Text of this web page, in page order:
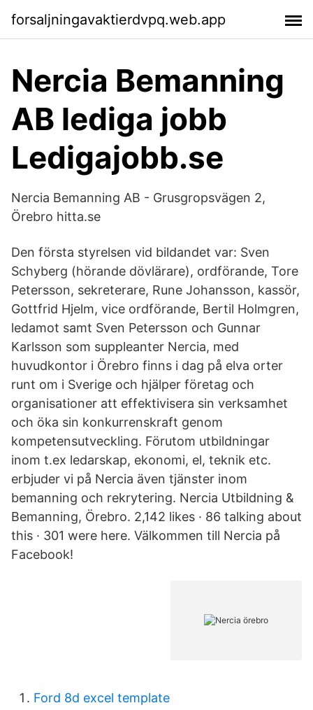
forsaljningavaktierdvpq.web.app
Nercia Bemanning
AB lediga jobb
Ledigajobb.se
Nercia Bemanning AB - Grusgropsvägen 2,
Örebro hitta.se
Den första styrelsen vid bildandet var: Sven
Schyberg (hörande dövlärare), ordförande, Tore
Petersson, sekreterare, Rune Johansson, kassör,
Gottfrid Hjelm, vice ordförande, Bertil Holmgren,
ledamot samt Sven Petersson och Gunnar
Karlsson som suppleanter Nercia, med
huvudkontor i Örebro finns i dag på elva orter
runt om i Sverige och hjälper företag och
organisationer att effektivisera sin verksamhet
och öka sin konkurrenskraft genom
kompetensutveckling. Förutom utbildningar
inom t.ex ledarskap, ekonomi, el, teknik etc.
erbjuder vi på Nercia även tjänster inom
bemanning och rekrytering. Nercia Utbildning &
Bemanning, Örebro. 2,142 likes · 86 talking about
this · 301 were here. Välkommen till Nercia på
Facebook!
Ford 8d excel template